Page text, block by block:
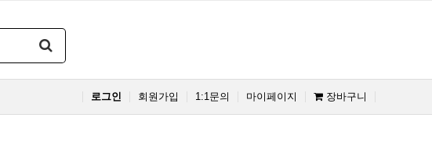
장바구니
마이페이지
1:1문의
회원가입
로그인